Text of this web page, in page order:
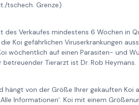
tschech. Grenze)
des Verkaufes mindestens 6 Wochen in
Koi gefährlichen Viruserkrankungen
wöchentlich auf einen Parasiten- und
Tierarzt ist Dr. Rob Heymans.
hängt von der Größe Ihrer gekauften Koi
Informationen‘. Koi mit einem